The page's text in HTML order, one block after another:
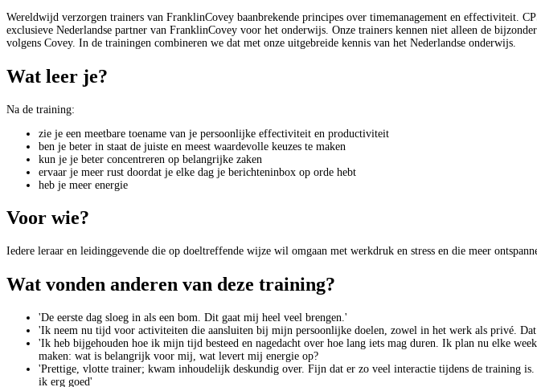
Wereldwijd verzorgen trainers van FranklinCovey baanbrekende principes over timemanagement en effectiviteit.
exclusieve Nederlandse partner van FranklinCovey voor het onderwijs. Onze trainers kennen niet alleen de
volgens Covey. In de trainingen combineren we dat met onze uitgebreide kennis van het Nederlandse onderwijs.
Wat leer je?
Na de training:
zie je een meetbare toename van je persoonlijke effectiviteit en productiviteit
ben je beter in staat de juiste en meest waardevolle keuzes te maken
kun je je beter concentreren op belangrijke zaken
ervaar je meer rust doordat je elke dag je berichteninbox op orde hebt
heb je meer energie
Voor wie?
Iedere leraar en leidinggevende die op doeltreffende wijze wil omgaan met werkdruk en stress en die meer
Wat vonden anderen van deze training?
'De eerste dag sloeg in als een bom. Dit gaat mij heel veel brengen.'
'Ik neem nu tijd voor activiteiten die aansluiten bij mijn persoonlijke doelen, zowel in het werk als privé.
'Ik heb bijgehouden hoe ik mijn tijd besteed en nagedacht over hoe lang iets mag duren. Ik plan nu elke
maken: wat is belangrijk voor mij, wat levert mij energie op?
'Prettige, vlotte trainer; kwam inhoudelijk deskundig over. Fijn dat er zo veel interactie tijdens de training
ik erg goed'